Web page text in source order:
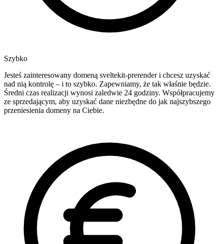
Szybko
Jesteś zainteresowany domeną sveltekit-prerender i chcesz uzyskać
nad nią kontrolę – i to szybko. Zapewniamy, że tak właśnie będzie.
Średni czas realizacji wynosi zaledwie 24 godziny. Współpracujemy
ze sprzedającym, aby uzyskać dane niezbędne do jak najszybszego
przeniesienia domeny na Ciebie.